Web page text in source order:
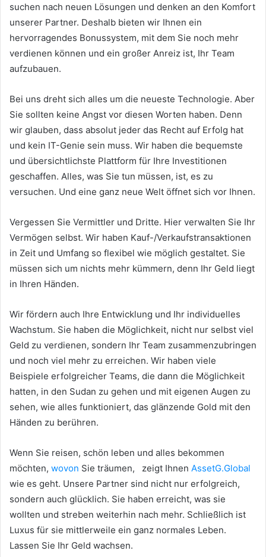
suchen nach neuen Lösungen und denken an den Komfort
unserer Partner. Deshalb bieten wir Ihnen ein
hervorragendes Bonussystem, mit dem Sie noch mehr
verdienen können und ein großer Anreiz ist, Ihr Team
aufzubauen.
Bei uns dreht sich alles um die neueste Technologie. Aber
Sie sollten keine Angst vor diesen Worten haben. Denn
wir glauben, dass absolut jeder das Recht auf Erfolg hat
und kein IT-Genie sein muss. Wir haben die bequemste
und übersichtlichste Plattform für Ihre Investitionen
geschaffen. Alles, was Sie tun müssen, ist, es zu
versuchen. Und eine ganz neue Welt öffnet sich vor Ihnen.
Vergessen Sie Vermittler und Dritte. Hier verwalten Sie Ihr
Vermögen selbst. Wir haben Kauf-/Verkaufstransaktionen
in Zeit und Umfang so flexibel wie möglich gestaltet. Sie
müssen sich um nichts mehr kümmern, denn Ihr Geld liegt
in Ihren Händen.
Wir fördern auch Ihre Entwicklung und Ihr individuelles
Wachstum. Sie haben die Möglichkeit, nicht nur selbst viel
Geld zu verdienen, sondern Ihr Team zusammenzubringen
und noch viel mehr zu erreichen. Wir haben viele
Beispiele erfolgreicher Teams, die dann die Möglichkeit
hatten, in den Sudan zu gehen und mit eigenen Augen zu
sehen, wie alles funktioniert, das glänzende Gold mit den
Händen zu berühren.
Wenn Sie reisen, schön leben und alles bekommen
möchten, wovon Sie träumen, zeigt Ihnen AssetG.Global
wie es geht. Unsere Partner sind nicht nur erfolgreich,
sondern auch glücklich. Sie haben erreicht, was sie
wollten und streben weiterhin nach mehr. Schließlich ist
Luxus für sie mittlerweile ein ganz normales Leben.
Lassen Sie Ihr Geld wachsen.